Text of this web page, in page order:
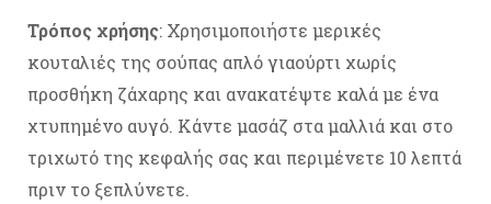
Τρόπος χρήσης: Χρησιμοποιήστε μερικές
κουταλιές της σούπας απλό γιαούρτι χωρίς
προσθήκη ζάχαρης και ανακατέψτε καλά με ένα
χτυπημένο αυγό. Κάντε μασάζ στα μαλλιά και στο
τριχωτό της κεφαλής σας και περιμένετε 10 λεπτά
πριν το ξεπλύνετε.